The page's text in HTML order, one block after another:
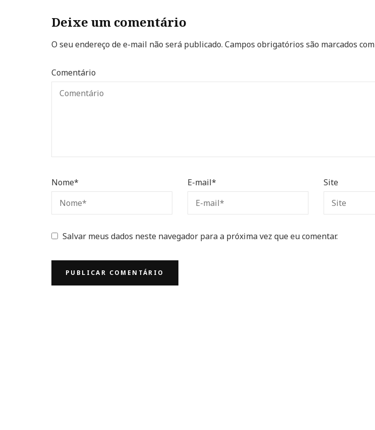
Deixe um comentário
O seu endereço de e-mail não será publicado. Campos obrigatórios são marcados com
Comentário
Nome* E-mail* Site
Salvar meus dados neste navegador para a próxima vez que eu comentar.